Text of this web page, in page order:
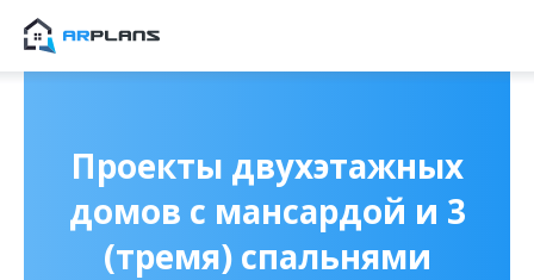
Проекты двухэтажных
домов с мансардой и 3
(тремя) спальнями